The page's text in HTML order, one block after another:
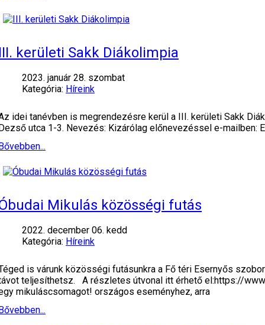
kerületi Sakk Diákolimpia
2023. január 28. szombat
Kategória: Híreink
idei tanévben is megrendezésre kerül a III. kerületi Sakk
utca 1-3. Nevezés: Kizárólag előnevezéssel e-
Mikulás közösségi futás
2022. december 06. kedd
Kategória: Híreink
is várunk közösségi futásunkra a Fő téri Esernyős
teljesíthetsz. A részletes útvonal itt érhető el:https://
mikuláscsomagot! országos eseményhez, arra